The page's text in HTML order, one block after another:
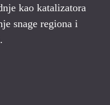
kao katalizatora
snage regiona i